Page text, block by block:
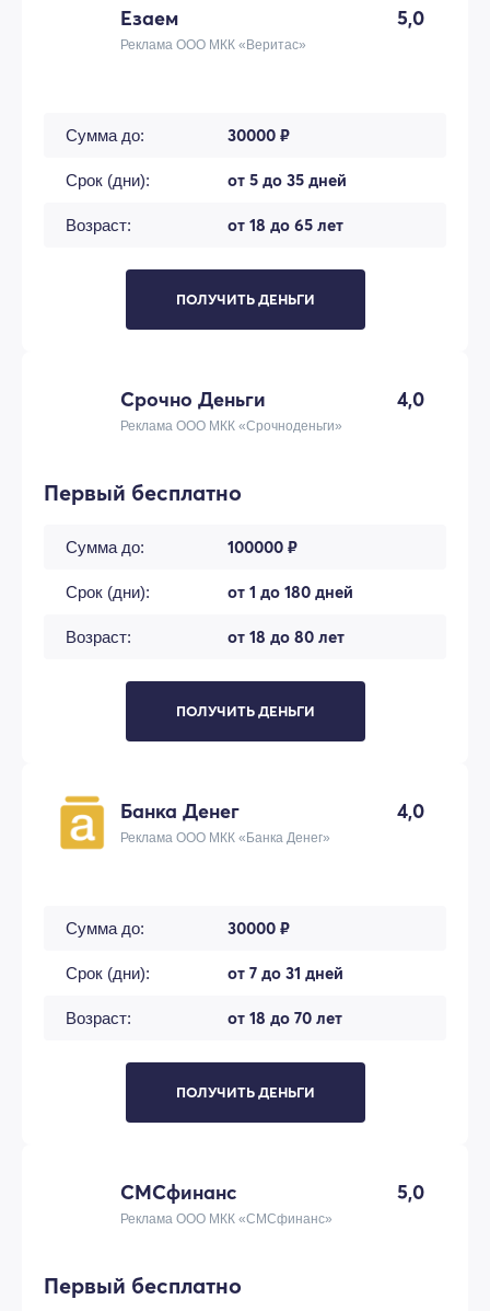
Езаем 5,0
Реклама ООО МКК «Веритас»
Сумма до: 30000 ₽
Срок (дни): от 5 до 35 дней
Возраст: от 18 до 65 лет
ПОЛУЧИТЬ ДЕНЬГИ
Срочно Деньги 4,0
Реклама ООО МКК «Срочноденьги»
Первый бесплатно
Сумма до: 100000 ₽
Срок (дни): от 1 до 180 дней
Возраст: от 18 до 80 лет
ПОЛУЧИТЬ ДЕНЬГИ
Банка Денег 4,0
Реклама ООО МКК «Банка Денег»
Сумма до: 30000 ₽
Срок (дни): от 7 до 31 дней
Возраст: от 18 до 70 лет
ПОЛУЧИТЬ ДЕНЬГИ
СМСфинанс 5,0
Реклама ООО МКК «СМСфинанс»
Первый бесплатно